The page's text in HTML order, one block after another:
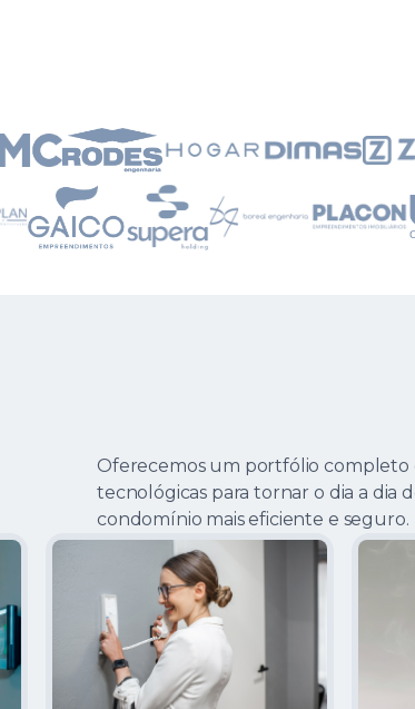
Oferecemos um portfólio completo
tecnológicas para tornar o dia a dia
condomínio mais eficiente e seguro.